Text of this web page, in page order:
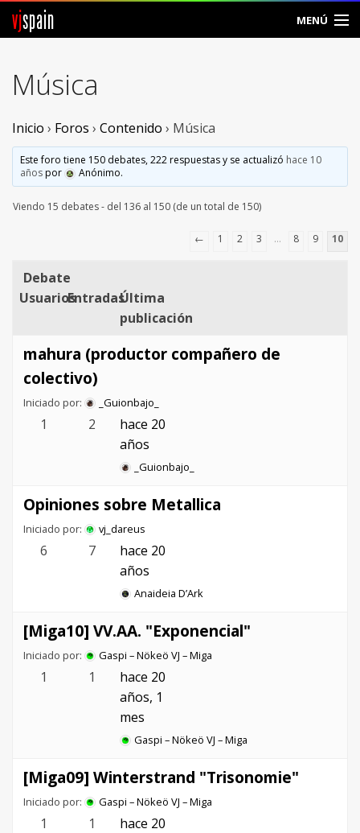
vjspain MENÚ
Foros
Noticias
Vjspain
Ayuda
Entrar
Música
Inicio › Foros › Contenido › Música
Este foro tiene 150 debates, 222 respuestas y se actualizó hace 10
añospor Anónimo.
Viendo 15 debates - del 136 al 150 (de un total de 150)
← 1 2 3 … 8 9 10
Debate
UsuariosEntradasÚltima
publicación
mahura (productor compañero de
colectivo)
Iniciado por: _Guionbajo_
1 2
hace 20
años
_Guionbajo_
Opiniones sobre Metallica
Iniciado por: vj_dareus
6 7
hace 20
años
Anaideia D’Ark
[Miga10] VV.AA. "Exponencial"
Iniciado por: Gaspi – Nökeö VJ – Miga
1 1
hace 20
años, 1
mes
Gaspi – Nökeö VJ – Miga
[Miga09] Winterstrand "Trisonomie"
Iniciado por: Gaspi – Nökeö VJ – Miga
1 1
hace 20